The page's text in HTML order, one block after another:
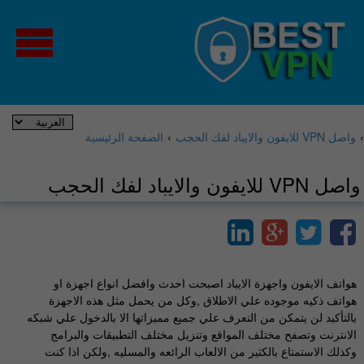
الصفحة الرئيسية › واصل VPN للايفون والايباد لفك الحجب ›
واصل VPN للايفون والايباد لفك الحجب
هواتف الايفون واجهزة الايباد اصبحت احدث وافضل انواع اجهزة او
هواتف ذكيه موجوده علي الاطلاق ,وكل من يحمل مثل هذه الاجهزة
بالتأكيد لن يتمكن من التعرف علي جميع مميزاتها الا بالدخول علي شبكه
الانترنت وتصفح مختلف المواقع وتنزيل مختلف التطبيقات والبرامج
وكذلك الاستمتاع بالكثير من الالعاب الرائعه والمسليه ,ولكن اذا كنت